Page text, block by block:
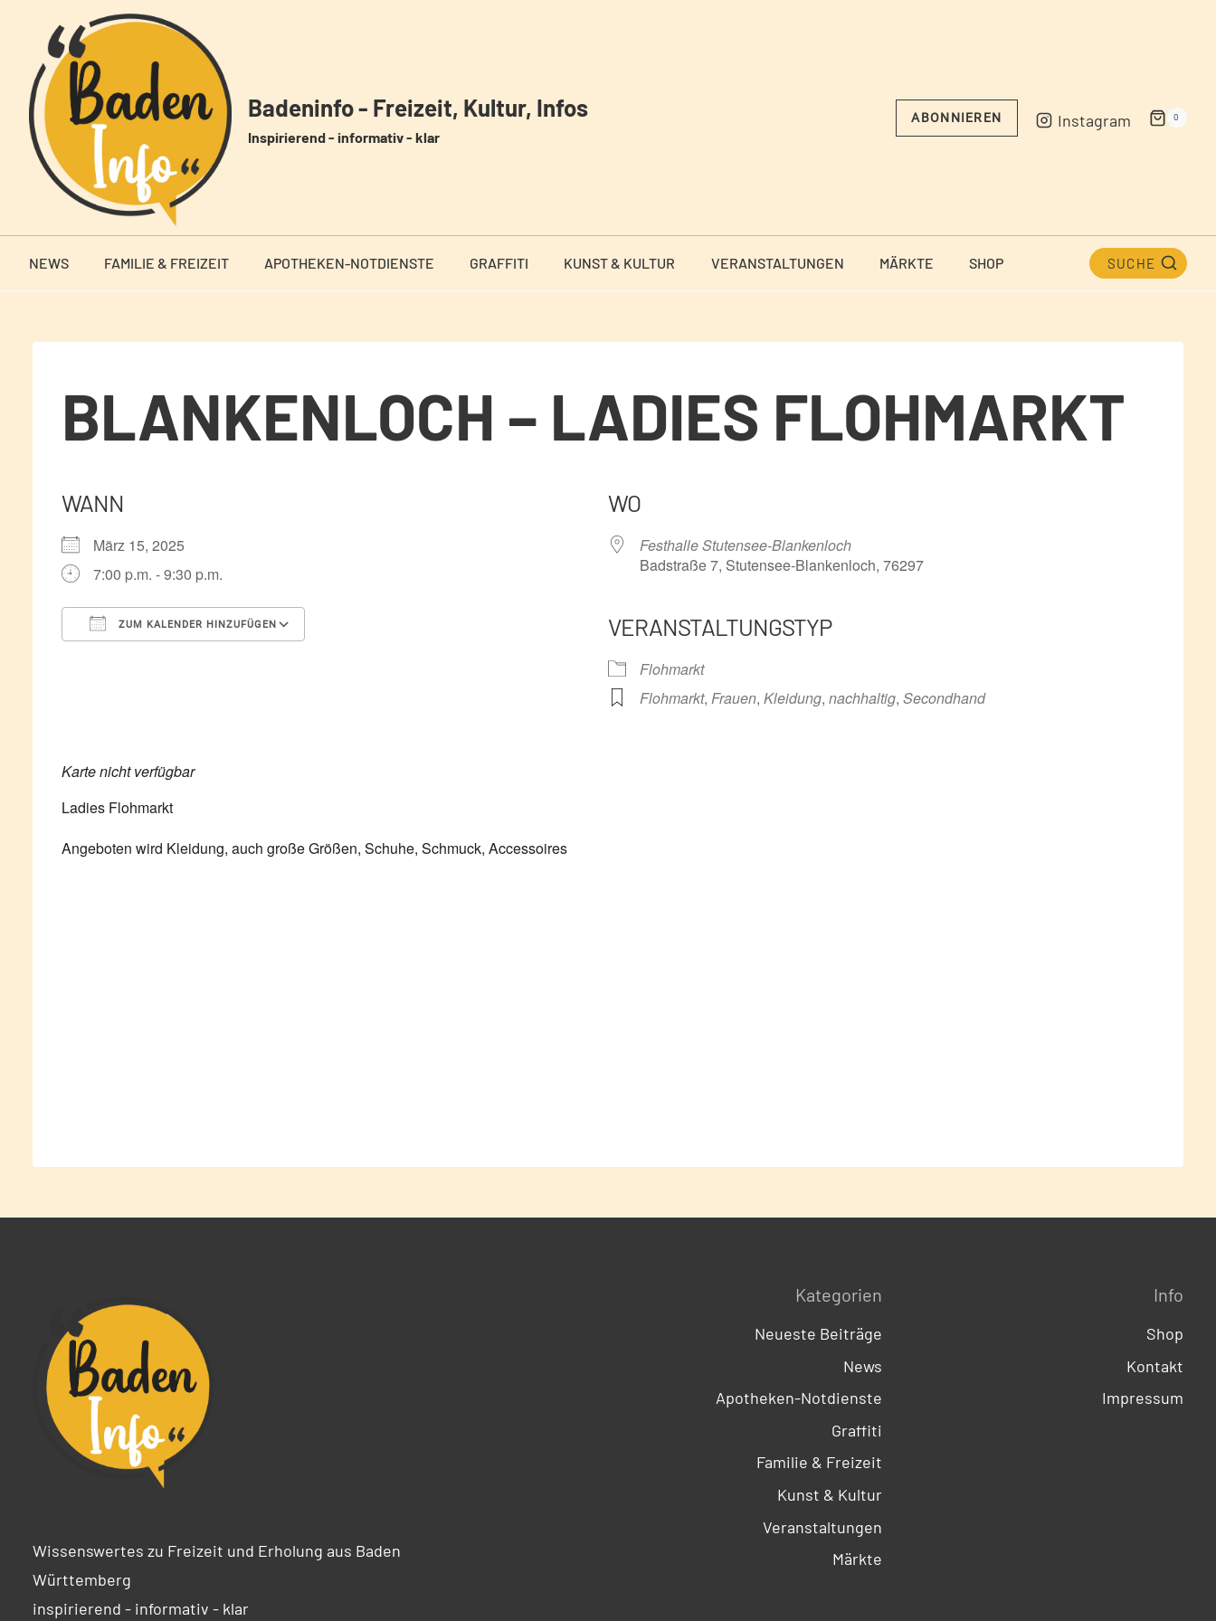
springen
Badeninfo - Freizeit, Kultur, Infos
Inspirierend - informativ - klar
ABONNIEREN Instagram 0
NEWS FAMILIE & FREIZEIT APOTHEKEN-NOTDIENSTE GRAFFITI KUNST & KULTUR VERANSTALTUNGEN MÄRKTE SHOP SUCHE
BLANKENLOCH – LADIES FLOHMARKT
WANN
März 15, 2025
7:00 p.m. - 9:30 p.m.
ZUM KALENDER HINZUFÜGEN
iCalendar
WO
Festhalle Stutensee-Blankenloch
Badstraße 7, Stutensee-Blankenloch, 76297
VERANSTALTUNGSTYP
Flohmarkt
Flohmarkt, Frauen, Kleidung, nachhaltig, Secondhand
Karte nicht verfügbar
Ladies Flohmarkt
Angeboten wird Kleidung, auch große Größen, Schuhe, Schmuck, Accessoires
Wissenswertes zu Freizeit und Erholung aus Baden
Württemberg
inspirierend - informativ - klar
Kategorien
Neueste Beiträge
News
Apotheken-Notdienste
Graffiti
Familie & Freizeit
Kunst & Kultur
Veranstaltungen
Märkte
Info
Shop
Kontakt
Impressum